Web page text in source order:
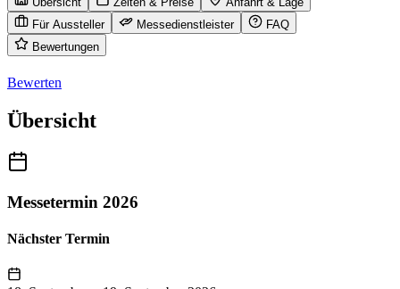
Für Aussteller
Messedienstleister
FAQ
Bewertungen
Bewerten
Übersicht
Messetermin 2026
Nächster Termin